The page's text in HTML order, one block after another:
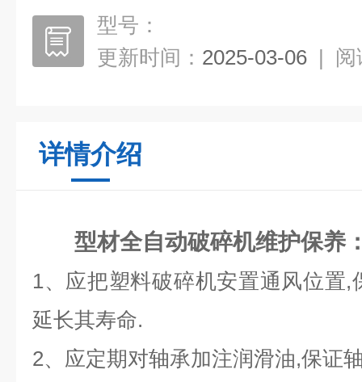
型号：
更新时间： 2025-03-06 | 阅
详情介绍
型材全自动破碎机维护保养
1、应把塑料破碎机安置通风位置
延长其寿命.
2、应定期对轴承加注润滑油,保证